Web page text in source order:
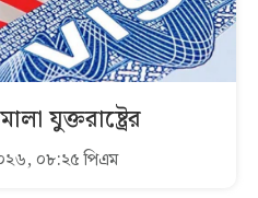
যুক্তরাষ্ট্রের
০৮:২৫ পিএম